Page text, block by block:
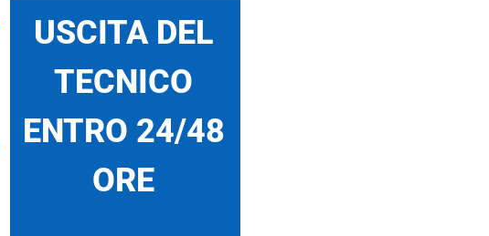
USCITA DEL
TECNICO
ENTRO 24/48
ORE